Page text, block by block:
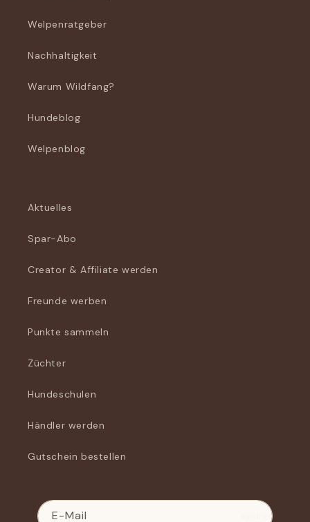
Welpenratgeber
Nachhaltigkeit
Warum Wildfang?
Hundeblog
Welpenblog
Aktuelles
Spar-Abo
Creator & Affiliate werden
Freunde werben
Punkte sammeln
Züchter
Hundeschulen
Händler werden
Gutschein bestellen
E-Mail Registrieren